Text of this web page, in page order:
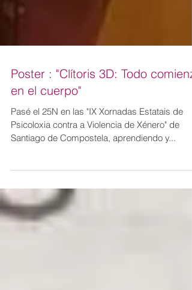
Poster : "Clítoris 3D: Todo
en el cuerpo"
Pasé el 25N en las "IX Xornadas Estatais de
Psicoloxia contra a Violencia de Xénero" de